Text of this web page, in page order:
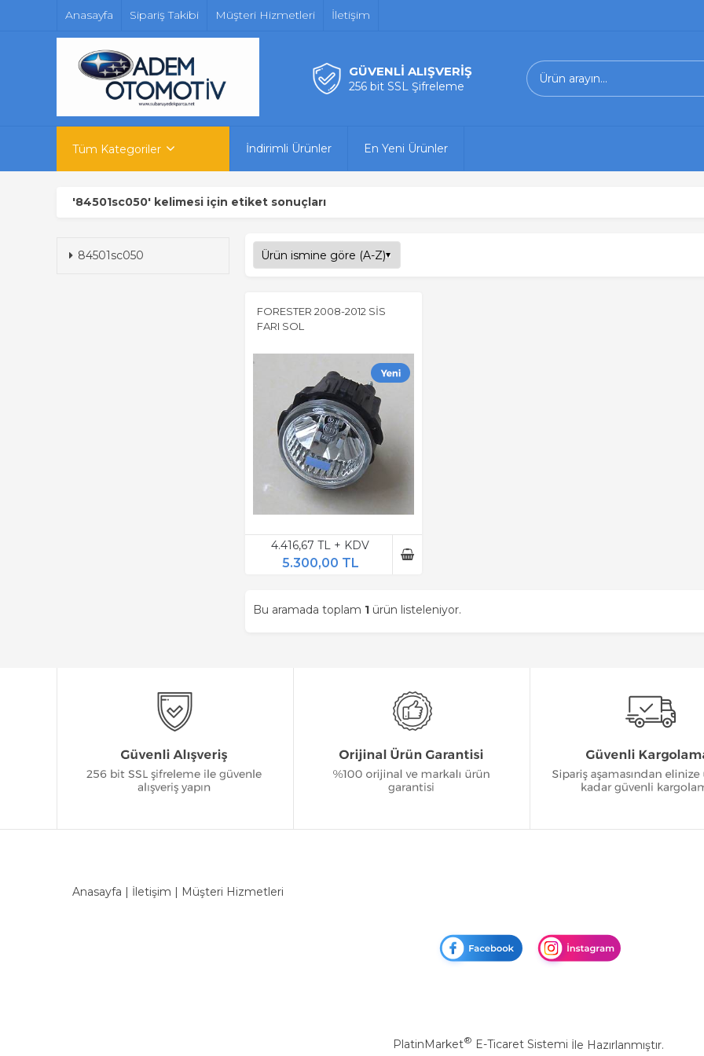
Anasayfa Sipariş Takibi Müşteri Hizmetleri İletişim
GÜVENLİ ALIŞVERİŞ
256 bit SSL Şifreleme
Tüm Kategoriler İndirimli Ürünler En Yeni Ürünler
'84501sc050' kelimesi için etiket sonuçları
84501sc050
FORESTER 2008-2012 SİS
FARI SOL
4.416,67 TL + KDV
5.300,00 TL
Bu aramada toplam 1 ürün listeleniyor.
Anasayfa | İletişim | Müşteri Hizmetleri
PlatinMarket® E-Ticaret Sistemi İle Hazırlanmıştır.